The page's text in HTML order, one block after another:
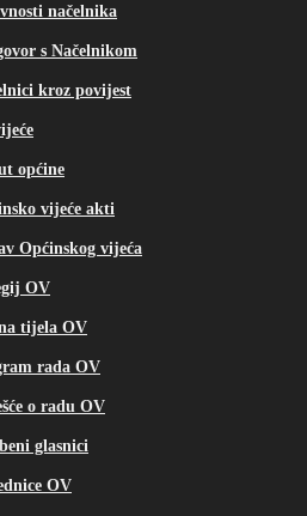
načelnika
s Načelnikom
kroz povijest
općine
vijeće akti
Općinskog vijeća
OV
tijela OV
rada OV
o radu OV
glasnici
OV